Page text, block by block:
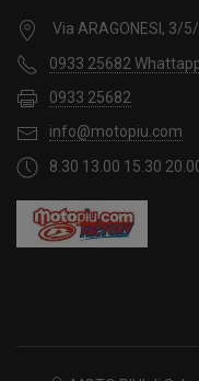
Via ARAGONESI, 3/
0933 25682
0933 25682
info@motopiu.com
8.30 13.00 15.30